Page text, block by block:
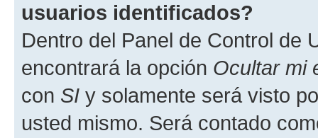
usuarios identificados?
Dentro del Panel de Control de
encontrará la opción Ocultar mi
con SI y solamente será visto
usted mismo. Será contado